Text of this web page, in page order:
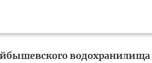
водохранилища